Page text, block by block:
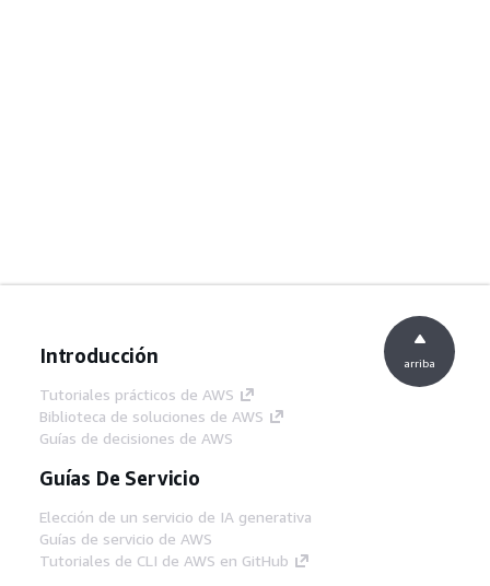
Introducción
Tutoriales prácticos de AWS
Biblioteca de soluciones de AWS
Guías de decisiones de AWS
Guías De Servicio
Elección de un servicio de IA generativa
Guías de servicio de AWS
Tutoriales de CLI de AWS en GitHub
arriba